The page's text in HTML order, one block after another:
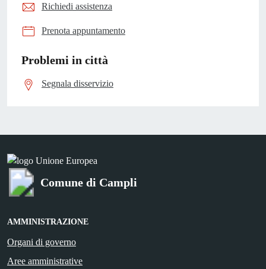
Richiedi assistenza
Prenota appuntamento
Problemi in città
Segnala disservizio
Comune di Campli
AMMINISTRAZIONE
Organi di governo
Aree amministrative